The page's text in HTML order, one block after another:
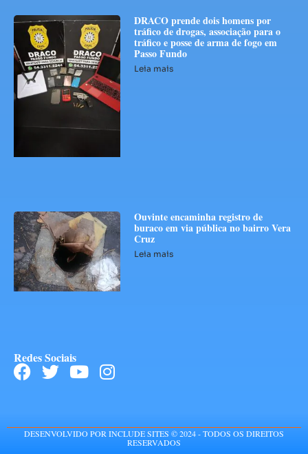
DRACO prende dois homens por
tráfico de drogas, associação para o
tráfico e posse de arma de fogo em
Passo Fundo
Leia mais
Ouvinte encaminha registro de
buraco em via pública no bairro Vera
Cruz
Leia mais
Redes Sociais
DESENVOLVIDO POR INCLUDE SITES © 2024 - TODOS OS DIREITOS
RESERVADOS